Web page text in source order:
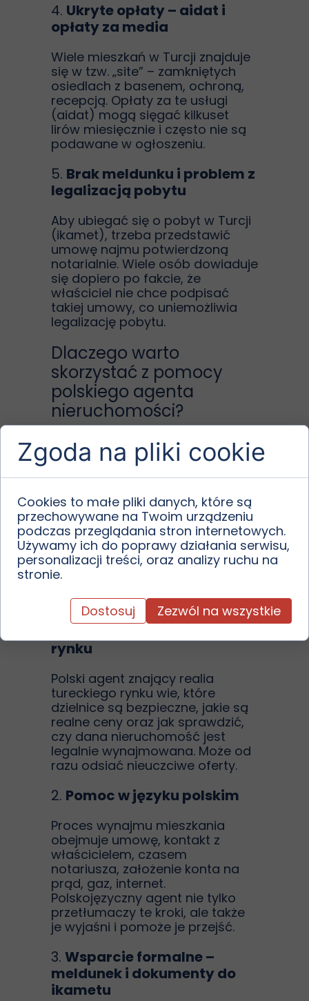
4. Ukryte opłaty – aidat i
opłaty za media
Wiele mieszkań w Turcji znajduje
się w tzw. „site” – zamkniętych
osiedlach z basenem, ochroną,
recepcją. Opłaty za te usługi
(aidat) mogą sięgać kilkuset
lirów miesięcznie i często nie są
podawane w ogłoszeniu.
5. Brak meldunku i problem z
legalizacją pobytu
Aby ubiegać się o pobyt w Turcji
(ikamet), trzeba przedstawić
umowę najmu potwierdzoną
notarialnie. Wiele osób dowiaduje
się dopiero po fakcie, że
właściciel nie chce podpisać
takiej umowy, co uniemożliwia
legalizację pobytu.
Dlaczego warto
skorzystać z pomocy
polskiego agenta
nieruchomości?
Choć samodzielne poszukiwania
mogą się wydawać atrakcyjne
cenowo, rzeczywistość w Turcji
lokalnych procedur i języka to
ryzyko kosztownych błędów. Z
tego powodu coraz więcej
Polaków korzysta z usług
polskojęzycznych agentów
nieruchomości działających w
rozwiązanie:
rynku
Polski agent znający realia
tureckiego rynku wie, które
dzielnice są bezpieczne, jakie są
realne ceny oraz jak sprawdzić,
czy dana nieruchomość jest
legalnie wynajmowana. Może od
razu odsiać nieuczciwe oferty.
2. Pomoc w języku polskim
Proces wynajmu mieszkania
obejmuje umowę, kontakt z
właścicielem, czasem
notariusza, założenie konta na
prąd, gaz, internet.
Polskojęzyczny agent nie tylko
przetłumaczy te kroki, ale także
je wyjaśni i pomoże je przejść.
3. Wsparcie formalne –
meldunek i dokumenty do
ikametu
Zgoda na pliki cookie
Cookies to małe pliki danych, które są
przechowywane na Twoim urządzeniu
podczas przeglądania stron internetowych.
Używamy ich do poprawy działania serwisu,
personalizacji treści, oraz analizy ruchu na
stronie.
Dostosuj Zezwól na wszystkie